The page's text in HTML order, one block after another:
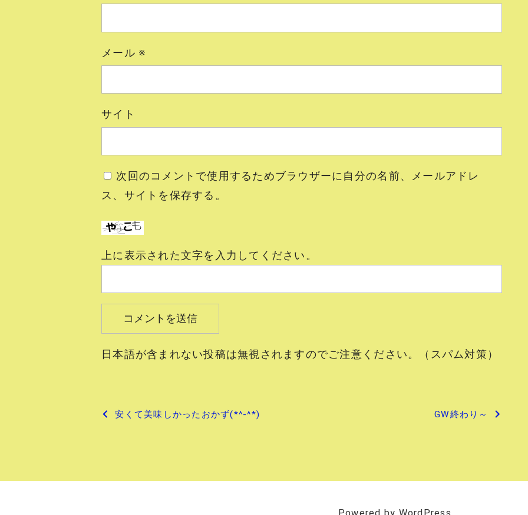
メール ※
サイト
次回のコメントで使用するためブラウザーに自分の名前、メールアドレ
ス、サイトを保存する。
上に表示された文字を入力してください。
日本語が含まれない投稿は無視されますのでご注意ください。（スパム対策）
投
ビ
安くて美味しかったおかず(*^-^*) GW終わり～
Powered by WordPress.